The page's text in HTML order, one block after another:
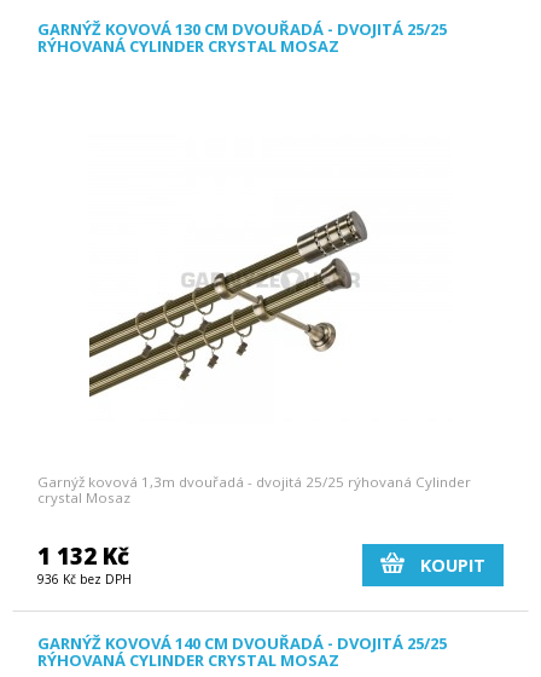
GARNÝŽ KOVOVÁ 130 CM DVOUŘADÁ - DVOJITÁ 25/25
RÝHOVANÁ CYLINDER CRYSTAL MOSAZ
Garnýž kovová 1,3m dvouřadá - dvojitá 25/25 rýhovaná Cylinder
crystal Mosaz
1 132 Kč
936 Kč bez DPH
KOUPIT
GARNÝŽ KOVOVÁ 140 CM DVOUŘADÁ - DVOJITÁ 25/25
RÝHOVANÁ CYLINDER CRYSTAL MOSAZ